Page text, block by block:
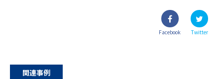
Facebook Twitter
関連事例